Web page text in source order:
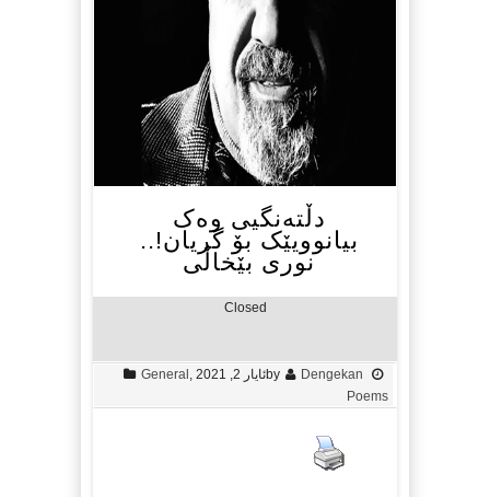
دڵتەنگیی وەک
بیانوویێک بۆ گریان!..
نوری بێخاڵی
Closed
by Dengekan ئایار 2, 2021 General
Poems